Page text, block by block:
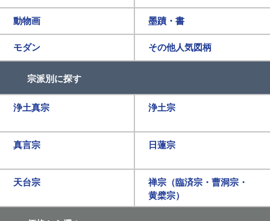
動物画 墨蹟・書
モダン その他人気図柄
宗派別に探す
浄土真宗 浄土宗
真言宗 日蓮宗
天台宗
禅宗（臨済宗・曹洞宗・
黄檗宗）